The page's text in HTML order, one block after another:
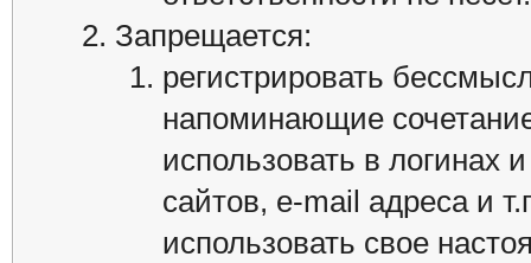
Запрещается:
регистрировать
напоминающие
использовать в логинах
сайтов, e-mail адреса и
использовать свое